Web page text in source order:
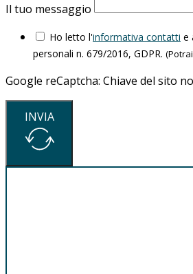
Il tuo messaggio
Ho letto l'informativa contatti e
personali n. 679/2016, GDPR.
Google reCaptcha: Chiave del sito
INVIA